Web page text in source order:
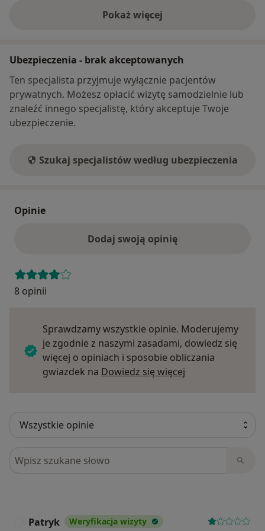
Pokaż więcej
o adresie
Ubezpieczenia - brak akceptowanych
Ten specjalista przyjmuje wyłącznie pacjentów
prywatnych. Możesz opłacić wizytę samodzielnie lub
znaleźć innego specjalistę, który akceptuje Twoje
ubezpieczenie.
Szukaj specjalistów według ubezpieczenia
Opinie
Dodaj swoją opinię
8 opinii
Sprawdzamy wszystkie opinie. Moderujemy
je zgodnie z naszymi zasadami, dowiedz się
więcej o opiniach i sposobie obliczania
gwiazdek na Dowiedz się więcej
Szukaj w opiniach
Patryk Weryfikacja wizyty